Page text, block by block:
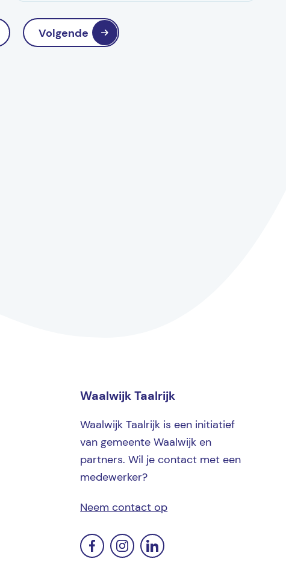
Volgende
Waalwijk Taalrijk
Waalwijk Taalrijk is een initiatief
van gemeente Waalwijk en
partners. Wil je contact met een
medewerker?
Neem contact op